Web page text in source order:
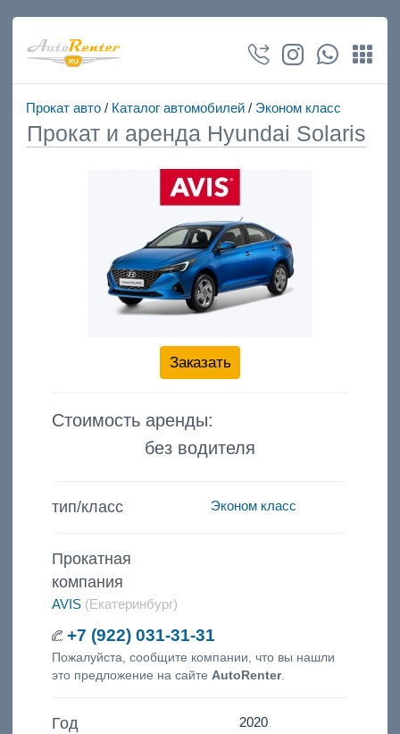
Прокат авто/ Каталог автомобилей/ Эконом класс
Прокат и аренда Hyundai Solaris
Заказать
Стоимость аренды:
без водителя
тип/класс Эконом класс
Прокатная
компания
AVIS(Екатеринбург)
+7 (922) 031-31-31
Пожалуйста, сообщите компании, что вы нашли
это предложение на сайте AutoRenter.
Год
2020